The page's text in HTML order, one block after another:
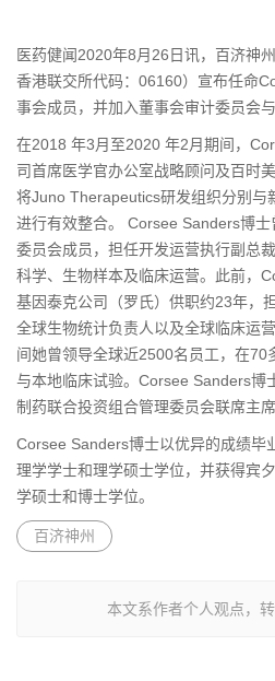
医药健闻2020年8月26日讯，百济神
香港联交所代码：06160）宣布任命
事会成员，并加入董事会审计委员会
在2018 年3月至2020 年2月期间，
司首席医学官办公室战略顾问及百时
将Juno Therapeutics研发组织分别与
进行有效整合。 Corsee Sanders博
委员会成员，担任开发运营执行副总
科学、生物样本及临床运营。此前，
基因泰克公司（罗氏）供职约23年，
全球生物统计负责人以及全球临床运
间她曾领导全球近2500名员工，在70
与本地临床试验。Corsee Sanders博
制药联合投资组合管理委员会联席主席
Corsee Sanders博士以优异的成绩毕
理学学士和理学硕士学位，并获得宾
学硕士和博士学位。
百济神州
本文系作者个人观点，